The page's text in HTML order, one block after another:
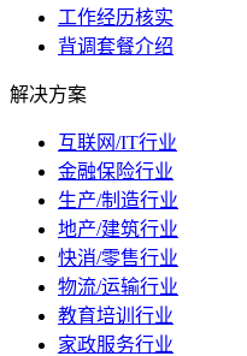
工作经历核实
背调套餐介绍
解决方案
互联网/IT行业
金融保险行业
生产/制造行业
地产/建筑行业
快消/零售行业
物流/运输行业
教育培训行业
家政服务行业